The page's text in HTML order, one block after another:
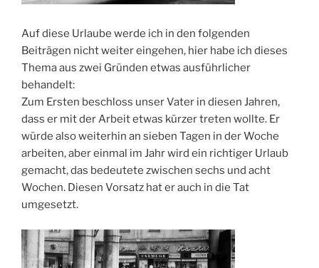
Auf diese Urlaube werde ich in den folgenden
Beiträgen nicht weiter eingehen, hier habe ich dieses
Thema aus zwei Gründen etwas ausführlicher
behandelt:
Zum Ersten beschloss unser Vater in diesen Jahren,
dass er mit der Arbeit etwas kürzer treten wollte. Er
würde also weiterhin an sieben Tagen in der Woche
arbeiten, aber einmal im Jahr wird ein richtiger Urlaub
gemacht, das bedeutete zwischen sechs und acht
Wochen. Diesen Vorsatz hat er auch in die Tat
umgesetzt.